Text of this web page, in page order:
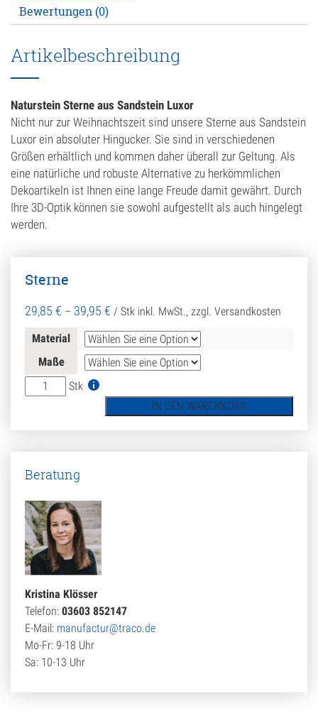
Bewertungen (0)
Artikelbeschreibung
Naturstein Sterne aus Sandstein Luxor
Nicht nur zur Weihnachtszeit sind unsere Sterne aus Sandstein
Luxor ein absoluter Hingucker. Sie sind in verschiedenen
Größen erhältlich und kommen daher überall zur Geltung. Als
eine natürliche und robuste Alternative zu herkömmlichen
Dekoartikeln ist Ihnen eine lange Freude damit gewährt. Durch
Ihre 3D-Optik können sie sowohl aufgestellt als auch hingelegt
werden.
Sterne
29,85 € – 39,95 € / Stk inkl. MwSt., zzgl. Versandkosten
Material
Maße
Sterne
Menge
Stk
IN DEN WARENKORB
Beratung
Kristina Klösser
Telefon: 03603 852147
E-Mail: manufactur@traco.de
Mo-Fr: 9-18 Uhr
Sa: 10-13 Uhr